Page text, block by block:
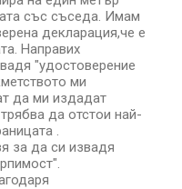
със съседа. Имам
декларация,че е
Направих
"удостоверение
ми
да ми издадат
да отстои най-
.
за да си извадя